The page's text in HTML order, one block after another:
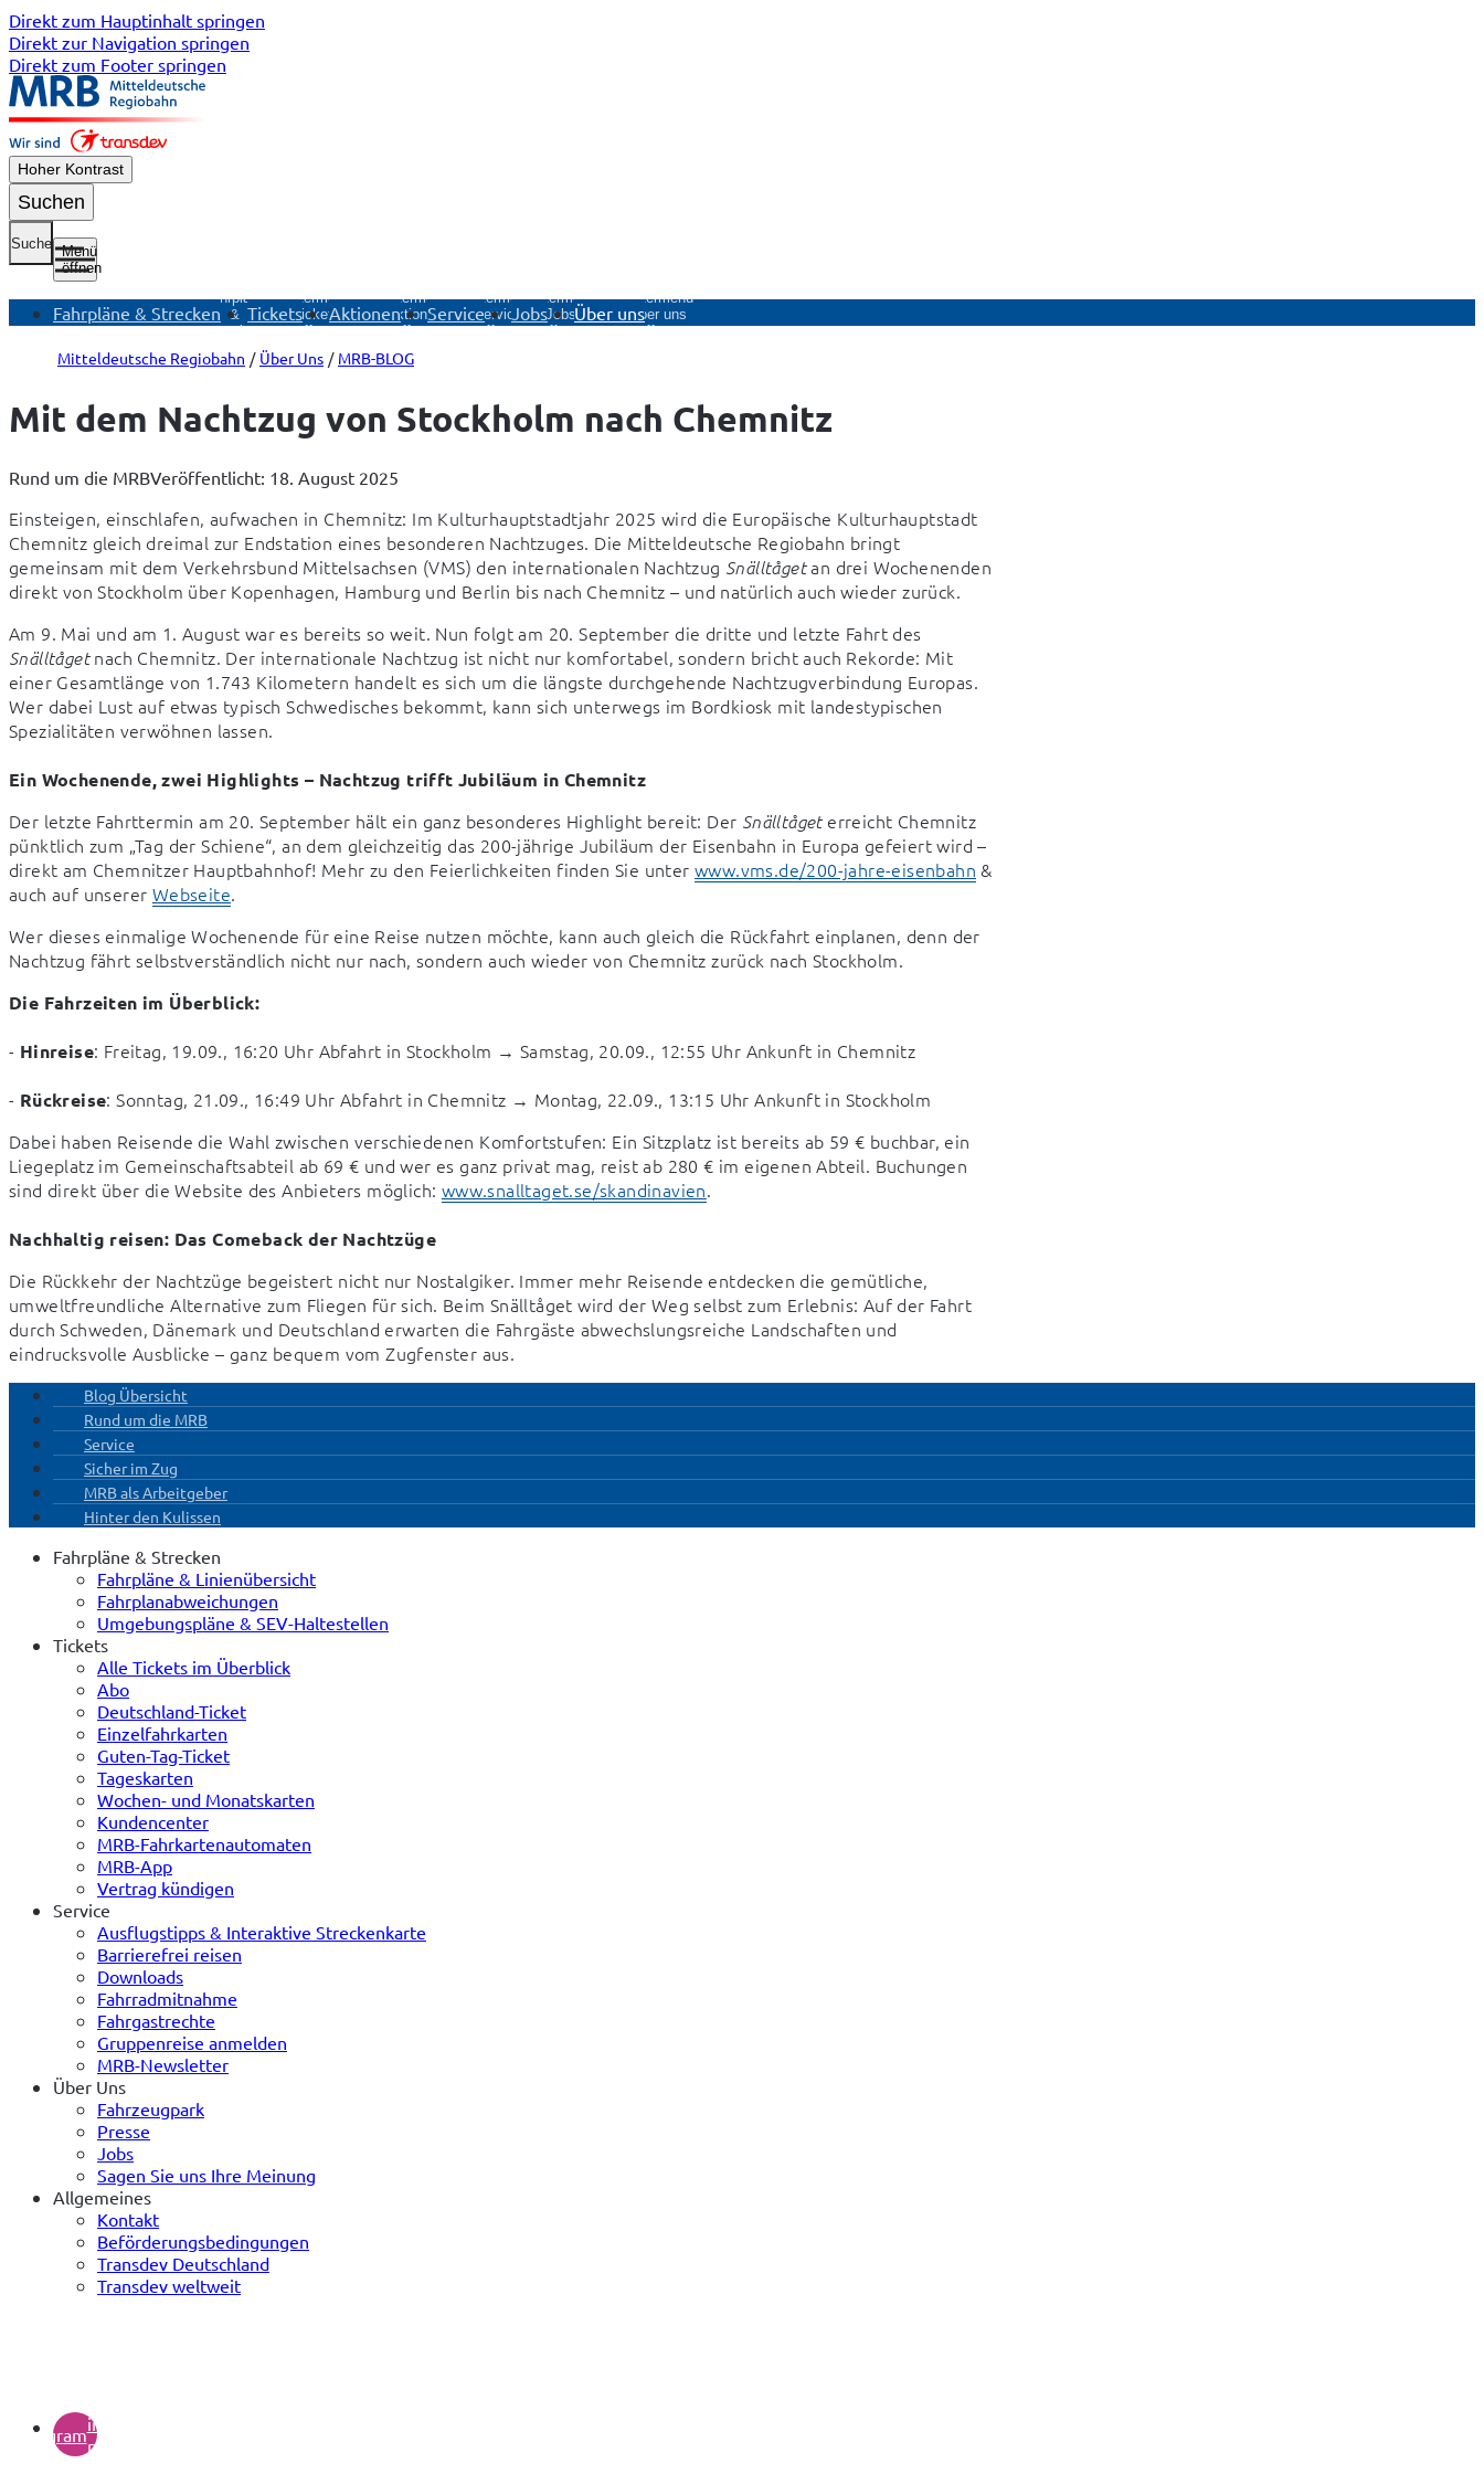
Direkt zum Hauptinhalt springen
Direkt zur Navigation springen
Direkt zum Footer springen
Hoher Kontrast
Suchen
Suche
Menü
öffnen
Fahrpläne & Strecken
Fahrpläne
&
Strecken
Tickets
Untermenü
Tickets
öffnen
Aktionen
Untermenü
Aktionen
öffnen
Service
Untermenü
Service
öffnen
Jobs
Untermenü
Jobs
öffnen
Über uns
Untermenü
Über uns
öffnen
Mitteldeutsche Regiobahn Über Uns MRB-BLOG
Mit dem Nachtzug von Stockholm nach Chemnitz
Rund um die MRBVeröffentlicht: 18. August 2025
Einsteigen, einschlafen, aufwachen in Chemnitz: Im Kulturhauptstadtjahr 2025 wird die Europäische Kulturhauptstadt
Chemnitz gleich dreimal zur Endstation eines besonderen Nachtzuges. Die Mitteldeutsche Regiobahn bringt
gemeinsam mit dem Verkehrsbund Mittelsachsen (VMS) den internationalen Nachtzug Snälltåget an drei Wochenenden
direkt von Stockholm über Kopenhagen, Hamburg und Berlin bis nach Chemnitz – und natürlich auch wieder zurück.
Snälltåget nach Chemnitz. Der internationale Nachtzug ist nicht nur komfortabel, sondern bricht auch Rekorde: Mit
einer Gesamtlänge von 1.743 Kilometern handelt es sich um die längste durchgehende Nachtzugverbindung Europas.
Wer dabei Lust auf etwas typisch Schwedisches bekommt, kann sich unterwegs im Bordkiosk mit landestypischen
Spezialitäten verwöhnen lassen.
Ein Wochenende, zwei Highlights – Nachtzug trifft Jubiläum in Chemnitz
Der letzte Fahrttermin am 20. September hält ein ganz besonderes Highlight bereit: Der Snälltåget erreicht Chemnitz
pünktlich zum „Tag der Schiene“, an dem gleichzeitig das 200-jährige Jubiläum der Eisenbahn in Europa gefeiert wird –
direkt am Chemnitzer Hauptbahnhof! Mehr zu den Feierlichkeiten finden Sie unter www.vms.de/200-jahre-eisenbahn &
auch auf unserer Webseite.
Wer dieses einmalige Wochenende für eine Reise nutzen möchte, kann auch gleich die Rückfahrt einplanen, denn der
Nachtzug fährt selbstverständlich nicht nur nach, sondern auch wieder von Chemnitz zurück nach Stockholm.
Die Fahrzeiten im Überblick:
- Hinreise: Freitag, 19.09., 16:20 Uhr Abfahrt in Stockholm → Samstag, 20.09., 12:55 Uhr Ankunft in Chemnitz
- Rückreise: Sonntag, 21.09., 16:49 Uhr Abfahrt in Chemnitz → Montag, 22.09., 13:15 Uhr Ankunft in Stockholm
Dabei haben Reisende die Wahl zwischen verschiedenen Komfortstufen: Ein Sitzplatz ist bereits ab 59 € buchbar, ein
Liegeplatz im Gemeinschaftsabteil ab 69 € und wer es ganz privat mag, reist ab 280 € im eigenen Abteil. Buchungen
sind direkt über die Website des Anbieters möglich: www.snalltaget.se/skandinavien.
Nachhaltig reisen: Das Comeback der Nachtzüge
Die Rückkehr der Nachtzüge begeistert nicht nur Nostalgiker. Immer mehr Reisende entdecken die gemütliche,
umweltfreundliche Alternative zum Fliegen für sich. Beim Snälltåget wird der Weg selbst zum Erlebnis: Auf der Fahrt
durch Schweden, Dänemark und Deutschland erwarten die Fahrgäste abwechslungsreiche Landschaften und
eindrucksvolle Ausblicke – ganz bequem vom Zugfenster aus.
Blog Übersicht
Rund um die MRB
Service
Sicher im Zug
MRB als Arbeitgeber
Hinter den Kulissen
Fahrpläne & Strecken
Fahrpläne & Linienübersicht
Fahrplanabweichungen
Umgebungspläne & SEV-Haltestellen
Tickets
Alle Tickets im Überblick
Abo
Deutschland-Ticket
Einzelfahrkarten
Guten-Tag-Ticket
Tageskarten
Wochen- und Monatskarten
Kundencenter
MRB-Fahrkartenautomaten
MRB-App
Vertrag kündigen
Service
Ausflugstipps & Interaktive Streckenkarte
Barrierefrei reisen
Downloads
Fahrradmitnahme
Fahrgastrechte
Gruppenreise anmelden
MRB-Newsletter
Über Uns
Fahrzeugpark
Presse
Jobs
Sagen Sie uns Ihre Meinung
Allgemeines
Kontakt
Beförderungsbedingungen
Transdev Deutschland
Transdev weltweit
instagramin
neuem